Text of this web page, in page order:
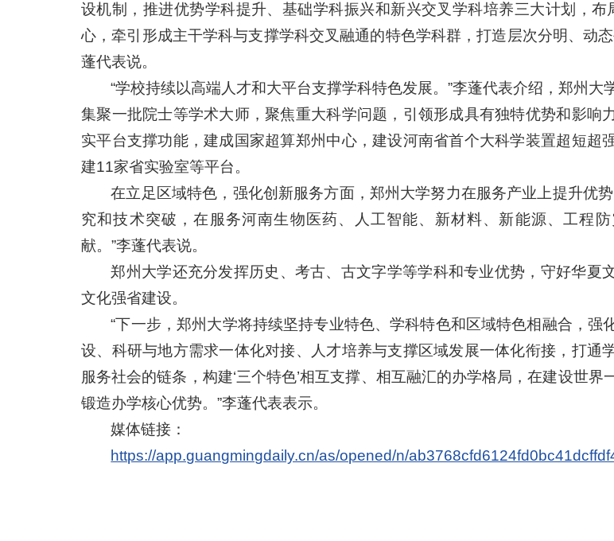
设机制，推进优势学科提升、基础学科振兴和新兴交叉学科培养三大计划，布
心，牵引形成主干学科与支撑学科交叉融通的特色学科群，打造层次分明、动
蓬代表说。
“学校持续以高端人才和大平台支撑学科特色发展。”李蓬代表介绍，郑州大
集聚一批院士等学术大师，聚焦重大科学问题，引领形成具有独特优势和影响
实平台支撑功能，建成国家超算郑州中心，建设河南省首个大科学装置超短超
建11家省实验室等平台。
在立足区域特色，强化创新服务方面，郑州大学努力在服务产业上提升优
究和技术突破，在服务河南生物医药、人工智能、新材料、新能源、工程
献。”李蓬代表说。
郑州大学还充分发挥历史、考古、古文字学等学科和专业优势，守好华夏
文化强省建设。
“下一步，郑州大学将持续坚持专业特色、学科特色和区域特色相融合，强
设、科研与地方需求一体化对接、人才培养与支撑区域发展一体化衔接，打通
服务社会的链条，构建‘三个特色’相互支撑、相互融汇的办学格局，在建设世界
锻造办学核心优势。”李蓬代表表示。
媒体链接：
https://app.guangmingdaily.cn/as/opened/n/